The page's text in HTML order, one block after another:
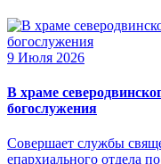
9 Июля 2026
В храме
богослужения
Совершает службы
епархиального отдела